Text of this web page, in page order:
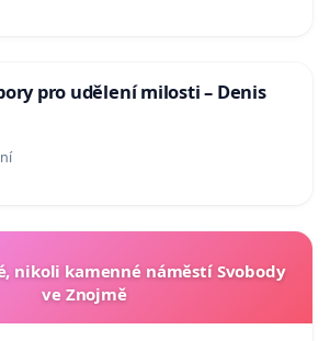
pro udělení milosti – Denis
nikoli kamenné náměstí Svobody
ve Znojmě